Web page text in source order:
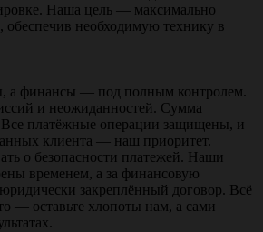
Наша цель — максимально
обеспечив необходимую технику в
а финансы — под полным контролем.
и неожиданностей. Сумма
Все платёжные операции защищены, и
клиента — наш приоритет.
о безопасности платежей. Наши
временем, а за финансовую
юридически закреплённый договор. Всё
— оставьте хлопоты нам, а сами